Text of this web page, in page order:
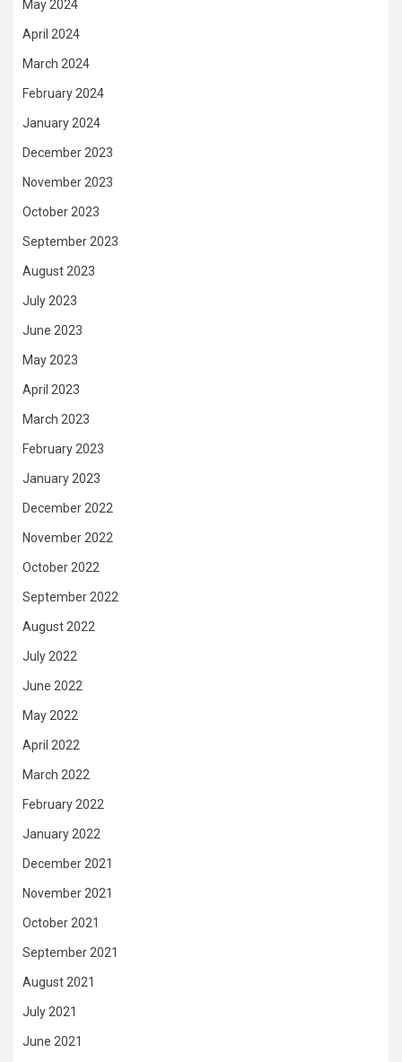
May 2024
April 2024
March 2024
February 2024
January 2024
December 2023
November 2023
October 2023
September 2023
August 2023
July 2023
June 2023
May 2023
April 2023
March 2023
February 2023
January 2023
December 2022
November 2022
October 2022
September 2022
August 2022
July 2022
June 2022
May 2022
April 2022
March 2022
February 2022
January 2022
December 2021
November 2021
October 2021
September 2021
August 2021
July 2021
June 2021